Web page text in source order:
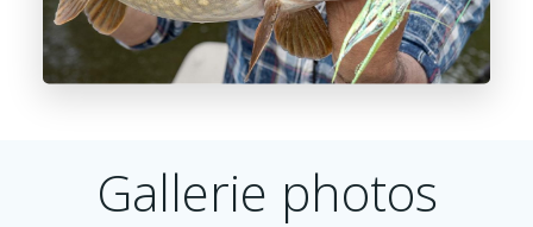
Gallerie photos